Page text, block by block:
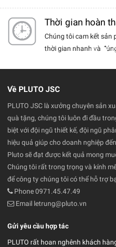
chất
Thời gian hoàn
Chúng tôi cam kết sản
thời gian nhanh và
Về PLUTO JSC
PLUTO JSC là xưởng chuyên sản
quà tặng, chúng tôi luôn đi đầu
biệt với đội ngũ thiết kế, đội ngũ
hiệu quả giúp cho doanh nghiệp
Pluto sẽ đạt được kết quả mong
Chúng tôi rất trong trọng và kính
để công ty chúng tôi có thể hỗ trợ
Phone 0971.45.47.49
Email letrung@pluto.vn
Gửi yêu cầu hợp tác
PLUTO rất hoan nghênh khách